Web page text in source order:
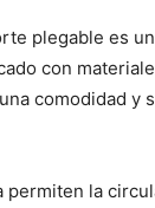
plegable es
con
comodidad y
permiten la